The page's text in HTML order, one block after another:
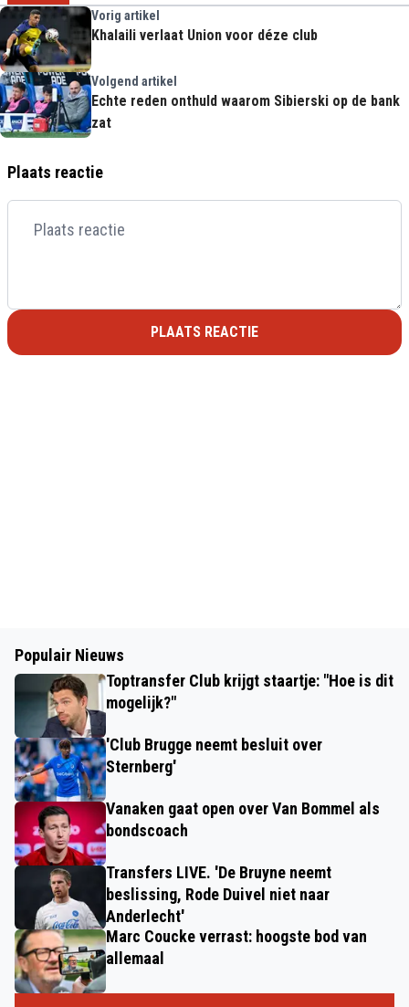
Vorig artikel
Khalaili verlaat Union voor déze club
Volgend artikel
Echte reden onthuld waarom Sibierski op de bank
zat
Plaats reactie
PLAATS REACTIE
Populair Nieuws
Toptransfer Club krijgt staartje: "Hoe is dit
mogelijk?"
'Club Brugge neemt besluit over
Sternberg'
Vanaken gaat open over Van Bommel als
bondscoach
Transfers LIVE. 'De Bruyne neemt
beslissing, Rode Duivel niet naar
Anderlecht'
Marc Coucke verrast: hoogste bod van
allemaal